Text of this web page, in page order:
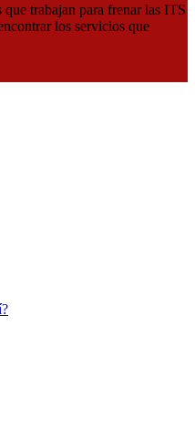
trabajan para frenar las ITS
los servicios que